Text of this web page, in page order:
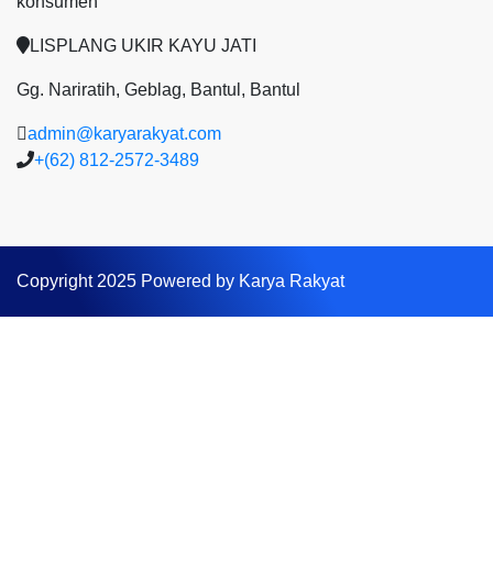
LISPLANG UKIR KAYU JATI
Gg. Nariratih, Geblag, Bantul, Bantul
admin@karyarakyat.com
+(62) 812-2572-3489
Copyright 2025 Powered by Karya Rakyat